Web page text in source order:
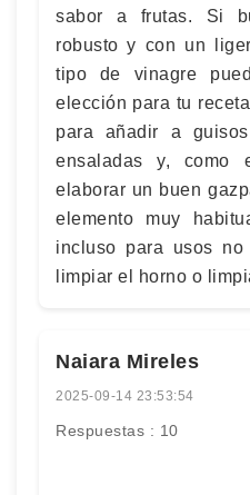
sabor a frutas. Si
robusto y con un
tipo de vinagre
elección para tu
para añadir a
ensaladas y, como
elaborar un buen
elemento muy
incluso para usos
limpiar el horno o
Naiara Mireles
2025-09-14 23:53:54
Respuestas : 10